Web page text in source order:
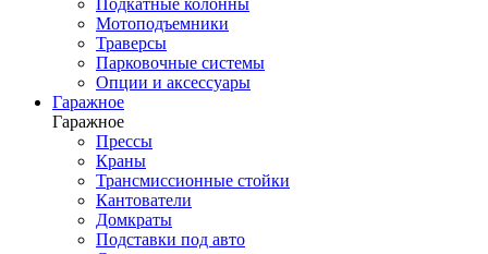
Подкатные колонны
Мотоподъемники
Траверсы
Парковочные системы
Опции и аксессуары
Гаражное
Гаражное
Прессы
Краны
Трансмиссионные стойки
Кантователи
Домкраты
Подставки под авто